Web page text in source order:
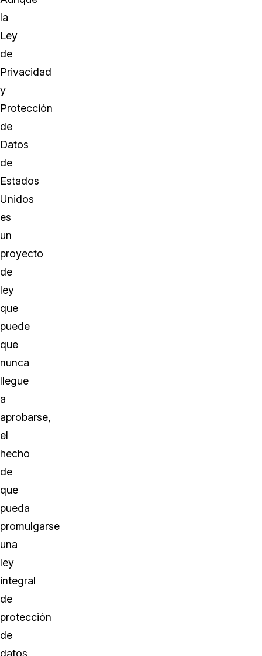
la
Ley
de
Privacidad
y
Protección
de
Datos
de
Estados
Unidos
es
un
proyecto
de
ley
que
puede
que
nunca
llegue
a
aprobarse,
el
hecho
de
que
pueda
promulgarse
una
ley
integral
de
protección
de
datos